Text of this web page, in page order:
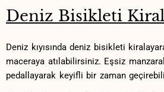
Deniz Bisikleti
Deniz kıyısında deniz‌ bisikleti
maceraya atılabilirsiniz. Eşsiz⁤
pedallayarak keyifli⁢ bir ‍zaman